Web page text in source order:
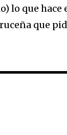
lo que hace
que